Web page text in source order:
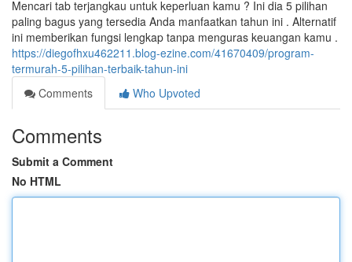
Mencari tab terjangkau untuk keperluan kamu ? Ini dia 5 pilihan
paling bagus yang tersedia Anda manfaatkan tahun ini . Alternatif
ini memberikan fungsi lengkap tanpa menguras keuangan kamu .
https://diegofhxu462211.blog-ezine.com/41670409/program-
termurah-5-pilihan-terbaik-tahun-ini
Comments
Who Upvoted
Comments
Submit a Comment
No HTML